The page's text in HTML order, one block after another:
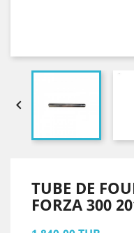

TUBE DE
FORZA 300